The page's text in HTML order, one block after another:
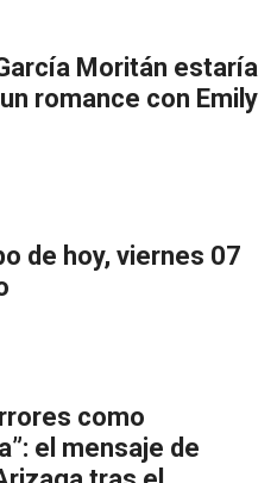
Moritán estaría
romance con Emily
de hoy, viernes 07
como
el mensaje de